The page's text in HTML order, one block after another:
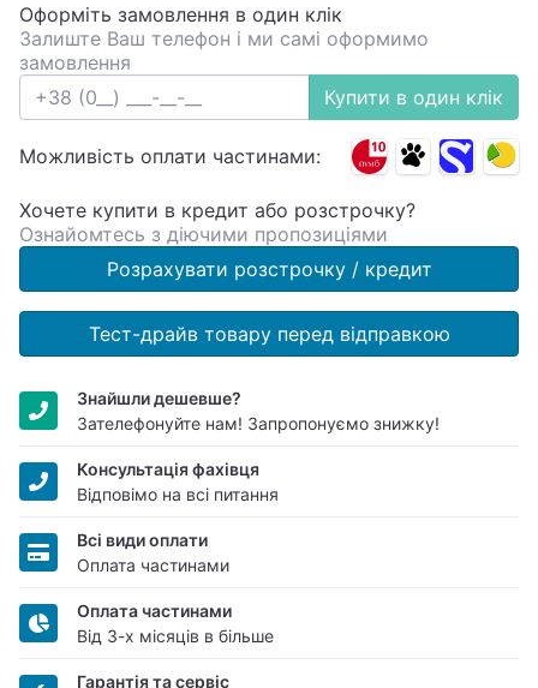
Оформіть замовлення в один клік
Залиште Ваш телефон і ми самі оформимо
замовлення
Купити в один клік
Можливість оплати частинами:
Хочете купити в кредит або розстрочку?
Ознайомтесь з діючими пропозиціями
Розрахувати розстрочку / кредит
Тест-драйв товару перед відправкою
Знайшли дешевше?
Зателефонуйте нам! Запропонуємо знижку!
Консультація фахівця
Відповімо на всі питання
Всі види оплати
Оплата частинами
Оплата частинами
Від 3-х місяців в більше
Гарантія та сервіс